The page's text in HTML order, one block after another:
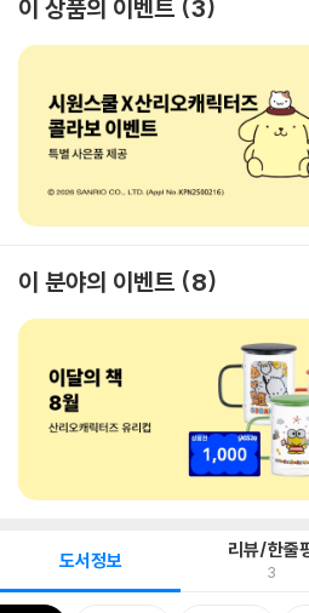
이 상품의 이벤트 3
이 분야의 이벤트 8
도서정보 리뷰/한줄
3